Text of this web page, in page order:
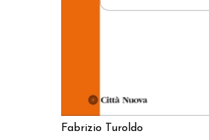
Fabrizio Turoldo